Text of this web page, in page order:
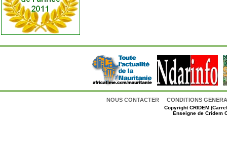
NOUS CONTACTER CONDITIONS
CopyrightCRIDEM
Enseigne de Cridem